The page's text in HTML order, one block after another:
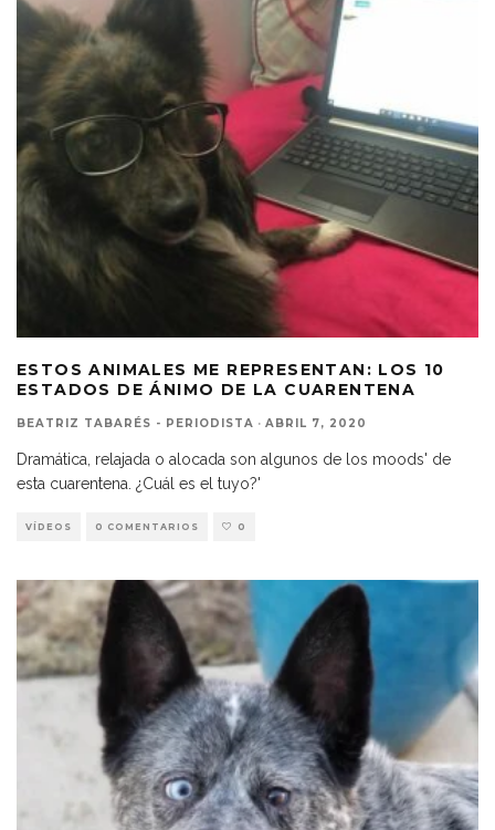
ESTOS ANIMALES ME REPRESENTAN: LOS 10
ESTADOS DE ÁNIMO DE LA CUARENTENA
BEATRIZ TABARÉS - PERIODISTA · ABRIL 7, 2020
Dramática, relajada o alocada son algunos de los moods' de
esta cuarentena. ¿Cuál es el tuyo?'
VÍDEOS 0 COMENTARIOS 0